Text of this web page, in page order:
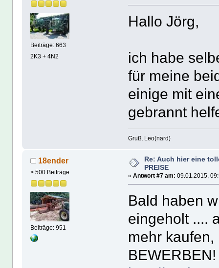
Beiträge: 663
2K3 + 4N2
Hallo Jörg,
ich habe
für meine
einige mit
gebrannt
Gruß, Leo(nard)
18ender
> 500 Beiträge
Beiträge: 951
Re: Auch hier eine
PREISE
«Antwort #7 am: 09.01.2015,
Bald haben
eingeholt ....
mehr
BEWERBEN!